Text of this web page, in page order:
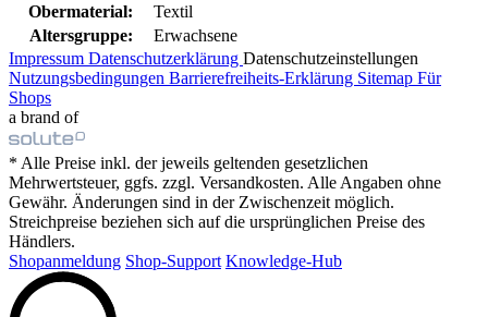
Obermaterial:
Textil
Altersgruppe:
Erwachsene
Impressum Datenschutzerklärung Datenschutzeinstellungen
Nutzungsbedingungen Barrierefreiheits-Erklärung Sitemap Für
Shops
a brand of
* Alle Preise inkl. der jeweils geltenden gesetzlichen
Mehrwertsteuer, ggfs. zzgl. Versandkosten. Alle Angaben ohne
Gewähr. Änderungen sind in der Zwischenzeit möglich.
Streichpreise beziehen sich auf die ursprünglichen Preise des
Händlers.
Shopanmeldung Shop-Support Knowledge-Hub